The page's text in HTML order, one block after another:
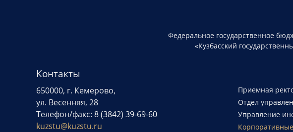
Федеральное государственное
«Кузбасский
Контакты
650000, г. Кемерово,
ул. Весенняя, 28
Телефон/факс: 8 (3842) 39-69-60
kuzstu@kuzstu.ru
Приемная
Отдел
Управление